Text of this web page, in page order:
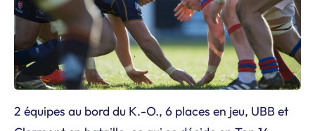
2 équipes au bord du K.-O., 6 places en jeu, UBB et